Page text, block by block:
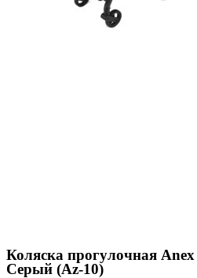
Коляска прогулочная
Серый (Az-10)